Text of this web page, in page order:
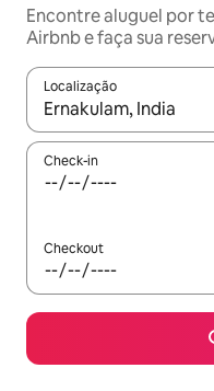
Encontre aluguel por
Airbnb e faça sua
Localização
Quando os resultados
Check-in
Checkout